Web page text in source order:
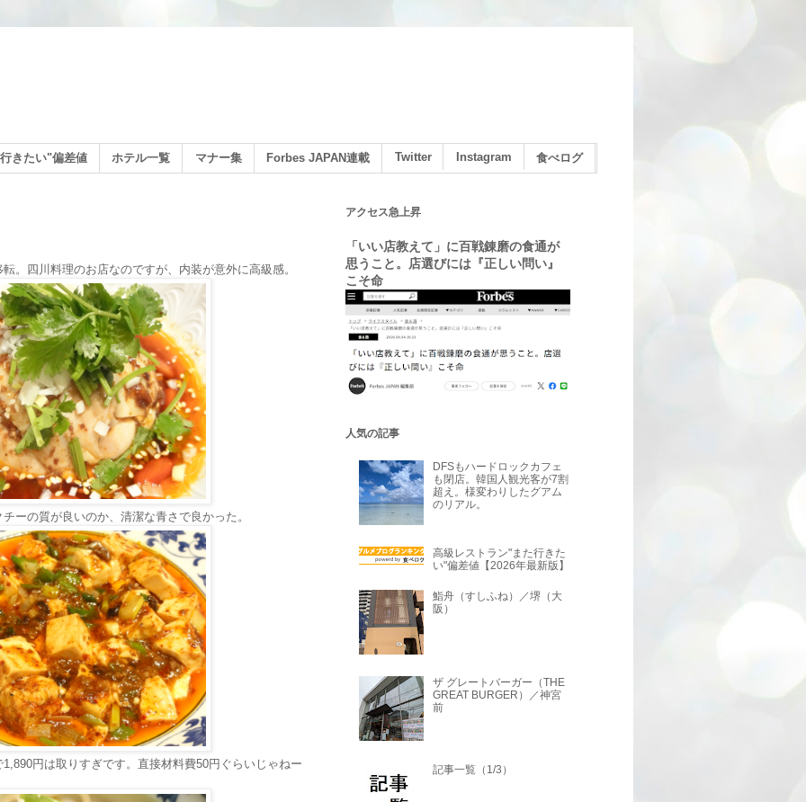
きたい"偏差値 ホテル一覧 マナー集 Forbes JAPAN連載 Twitter Instagram 食べログ
。四川料理のお店なのですが、内装が意外に高級感。
ーの質が良いのか、清潔な青さで良かった。
円は取りすぎです。直接材料費50円ぐらいじゃねー
アクセス急上昇
「いい店教えて」に百戦錬磨の食通が
思うこと。店選びには『正しい問い』
こそ命
人気の記事
DFSもハードロックカフェ
も閉店。韓国人観光客が7割
超え。様変わりしたグアム
のリアル。
高級レストラン"また行きた
い"偏差値【2026年最新版】
鮨舟（すしふね）／堺（大
阪）
ザ グレートバーガー（THE
GREAT BURGER）／神宮
前
記事一覧（1/3）